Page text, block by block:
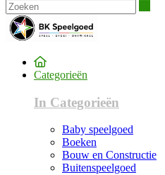
Categorieën
In Categorieën
Baby speelgoed
Boeken
Bouw en Constructie
Buitenspeelgoed